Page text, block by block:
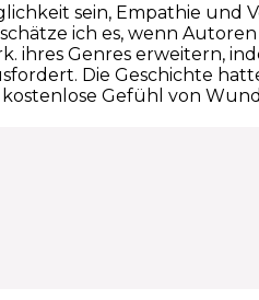
sein, Empathie und
ich es, wenn
ihres Genres erweitern,
Die Geschichte
Gefühl von